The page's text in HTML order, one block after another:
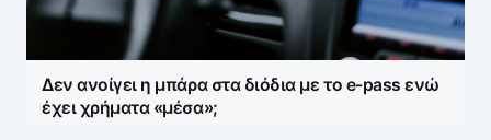
Δεν ανοίγει η μπάρα στα διόδια με το e-pass ενώ
έχει χρήματα «μέσα»;